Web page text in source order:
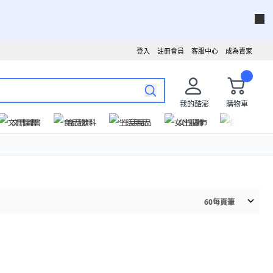
成為賣家
客服中心
註冊會員
登入
我的酷澎
購物車
文具圖書
食品飲料 生活用品 女性服飾
60每頁筆